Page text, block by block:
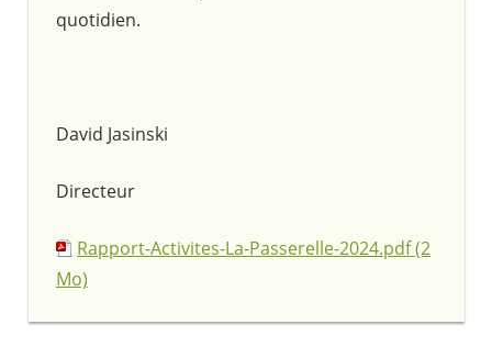
quotidien.
David Jasinski
Directeur
Rapport-Activites-La-Passerelle-2024.pdf (2
Mo)